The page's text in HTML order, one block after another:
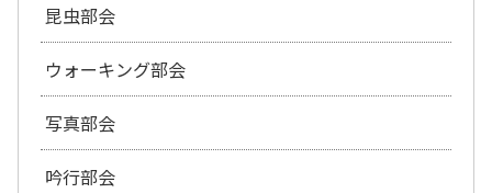
昆虫部会
ウォーキング部会
写真部会
吟行部会